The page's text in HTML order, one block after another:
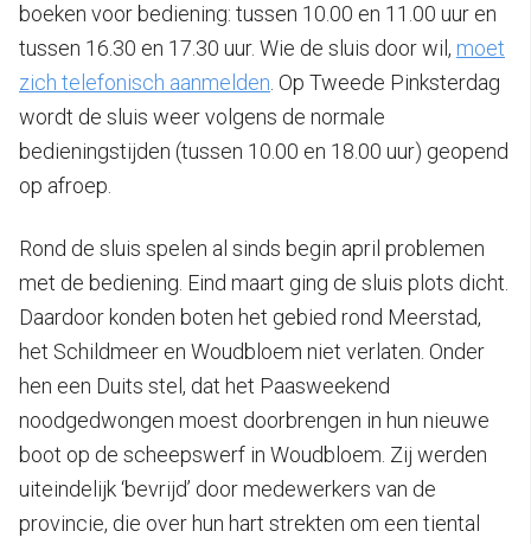
boeken voor bediening: tussen 10.00 en 11.00 uur en
tussen 16.30 en 17.30 uur. Wie de sluis door wil, moet
zich telefonisch aanmelden. Op Tweede Pinksterdag
wordt de sluis weer volgens de normale
bedieningstijden (tussen 10.00 en 18.00 uur) geopend
op afroep.
Rond de sluis spelen al sinds begin april problemen
met de bediening. Eind maart ging de sluis plots dicht.
Daardoor konden boten het gebied rond Meerstad,
het Schildmeer en Woudbloem niet verlaten. Onder
hen een Duits stel, dat het Paasweekend
noodgedwongen moest doorbrengen in hun nieuwe
boot op de scheepswerf in Woudbloem. Zij werden
uiteindelijk ‘bevrijd’ door medewerkers van de
provincie, die over hun hart strekten om een tiental